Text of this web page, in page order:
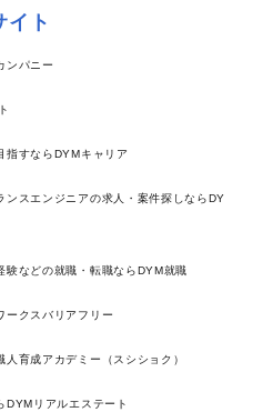
イト
ンパニー
指すならDYMキャリア
ンスエンジニアの求人・案件探しならDY
験などの就職・転職ならDYM就職
ークスバリアフリー
育成アカデミー（スシショク）
DYMリアルエステート